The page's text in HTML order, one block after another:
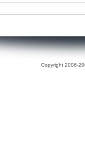
Copyright 2006-